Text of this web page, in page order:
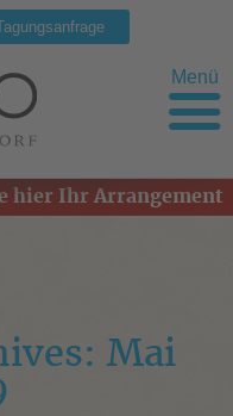
Menü
hier Ihr Arrangement
Mai